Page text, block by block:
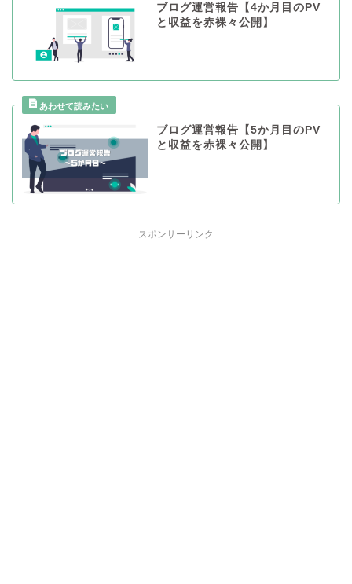
ブログ運営報告【4か月目のPV
と収益を赤裸々公開】
ブログ運営報告【5か月目のPV
と収益を赤裸々公開】
スポンサーリンク